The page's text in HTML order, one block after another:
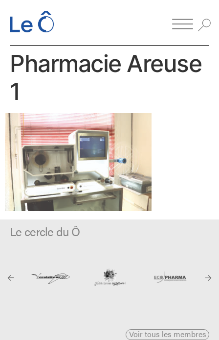
Pharmacie Areuse
1
Le cercle du Ô
Voir tous les membres